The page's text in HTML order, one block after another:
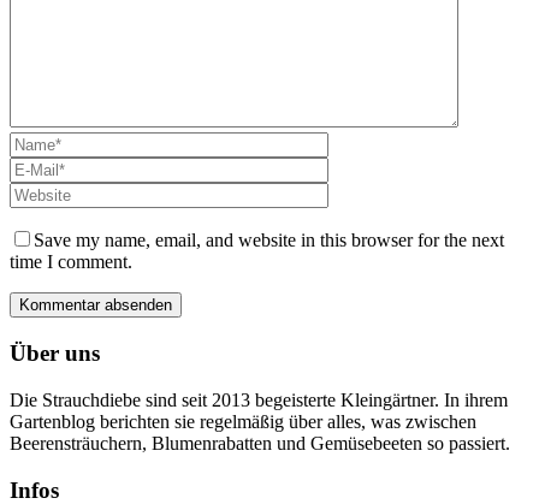
Save my name, email, and website in this browser for the next
time I comment.
Über uns
Die Strauchdiebe sind seit 2013 begeisterte Kleingärtner. In ihrem
Gartenblog berichten sie regelmäßig über alles, was zwischen
Beerensträuchern, Blumenrabatten und Gemüsebeeten so passiert.
Infos